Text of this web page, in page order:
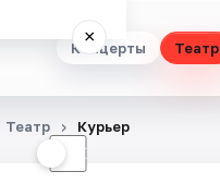
Концерты Театр
×
☾
Театр Курьер